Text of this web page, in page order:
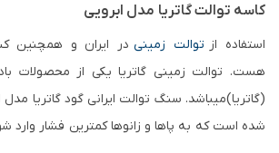
کاسه توالت گاتریا مدل ابرویی
استفاده از توالت زمینی در ایران و همچنین
هست. توالت زمینی گاتریا یکی از محصولات
(گاتریا)میباشد. سنگ توالت ایرانی گود گاتریا
شده است که به پاها و زانوها کمترین فشار وارد